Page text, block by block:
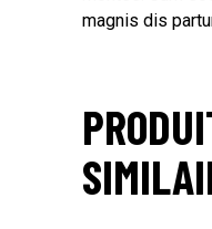
magnis dis